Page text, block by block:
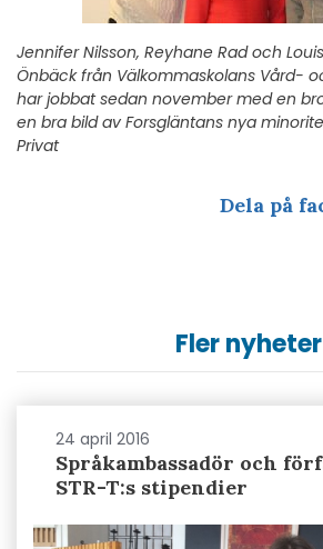
Jennifer Nilsson, Reyhane Rad och
Önbäck från Välkommaskolans Vård-
har jobbat sedan november med en
en bra bild av Forsgläntans nya
Privat
Dela på
Fler nyheter
24 april 2016
Språkambassadör och
STR-T:s stipendier